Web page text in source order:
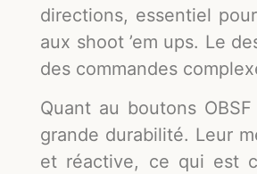
directions, essentiel
aux shoot ’em ups. Le
des commandes
Quant au boutons
grande durabilité. Leur
et réactive, ce qui est